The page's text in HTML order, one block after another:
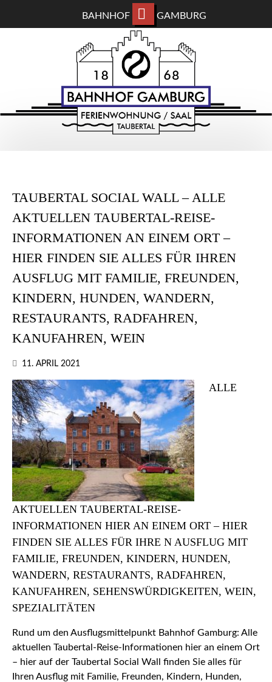
BAHNHOF GAMBURG
BAHNHOF GAMBURG
Ferienwohnung und Eventsaal im Taubertal
TAUBERTAL SOCIAL WALL – ALLE
AKTUELLEN TAUBERTAL-REISE-
INFORMATIONEN AN EINEM ORT –
HIER FINDEN SIE ALLES FÜR IHREN
AUSFLUG MIT FAMILIE, FREUNDEN,
KINDERN, HUNDEN, WANDERN,
RESTAURANTS, RADFAHREN,
KANUFAHREN, WEIN
11. APRIL 2021
ALLE
AKTUELLEN TAUBERTAL-REISE-
INFORMATIONEN HIER AN EINEM ORT – HIER
FINDEN SIE ALLES FÜR IHRE N AUSFLUG MIT
FAMILIE, FREUNDEN, KINDERN, HUNDEN,
WANDERN, RESTAURANTS, RADFAHREN,
KANUFAHREN, SEHENSWÜRDIGKEITEN, WEIN,
SPEZIALITÄTEN
Rund um den Ausflugsmittelpunkt Bahnhof Gamburg: Alle
aktuellen Taubertal-Reise-Informationen hier an einem Ort
– hier auf der Taubertal Social Wall finden Sie alles für
Ihren Ausflug mit Familie, Freunden, Kindern, Hunden,